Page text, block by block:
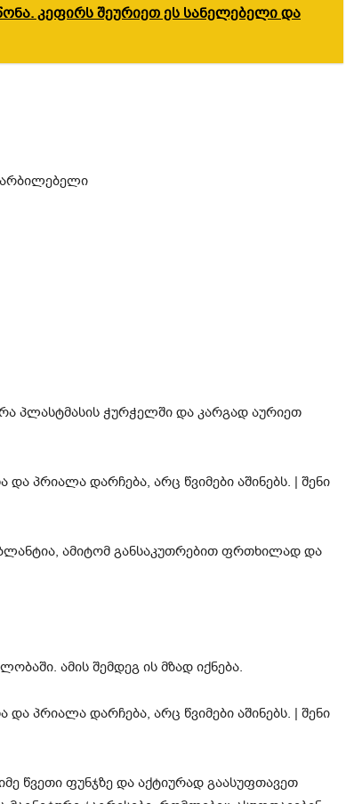
კეფირს შეურიეთ ეს სანელებელი და
პლასტმასის ჭურჭელში და კარგად აურიეთ
ამიტომ განსაკუთრებით ფრთხილად და
ამის შემდეგ ის მზად იქნება.
წვეთი ფუნჯზე და აქტიურად გაასუფთავეთ